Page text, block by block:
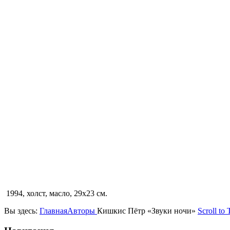
1994, холст, масло, 29х23 см.
Вы здесь: ГлавнаяАвторы Кишкис Пётр «Звуки ночи» Scroll to